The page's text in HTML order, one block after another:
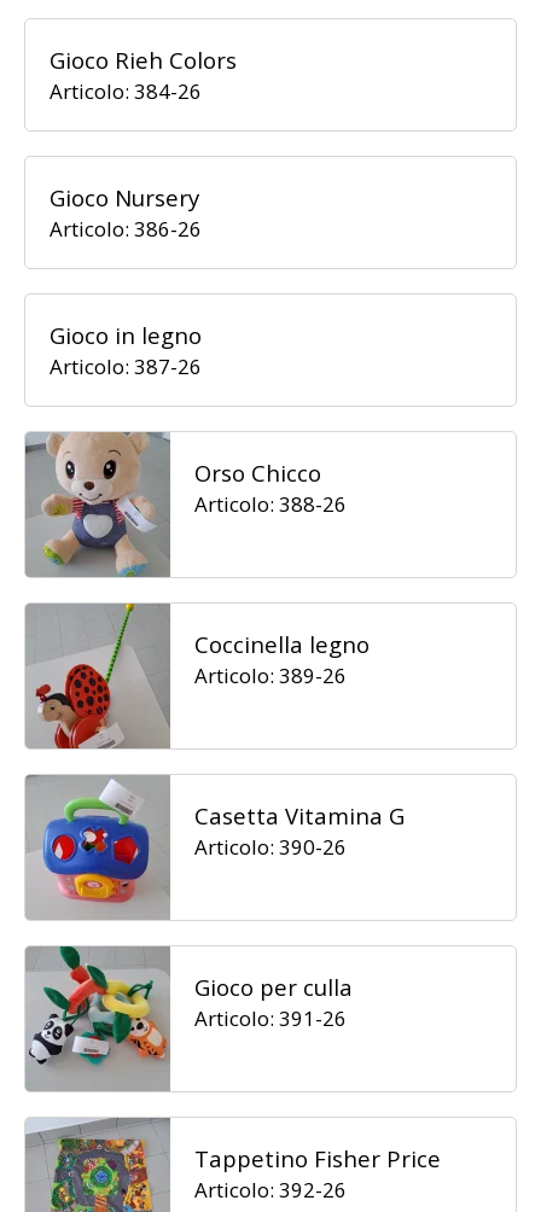
Gioco Rieh Colors
Articolo: 384-26
Gioco Nursery
Articolo: 386-26
Gioco in legno
Articolo: 387-26
Orso Chicco
Articolo: 388-26
Coccinella legno
Articolo: 389-26
Casetta Vitamina G
Articolo: 390-26
Gioco per culla
Articolo: 391-26
Tappetino Fisher Price
Articolo: 392-26